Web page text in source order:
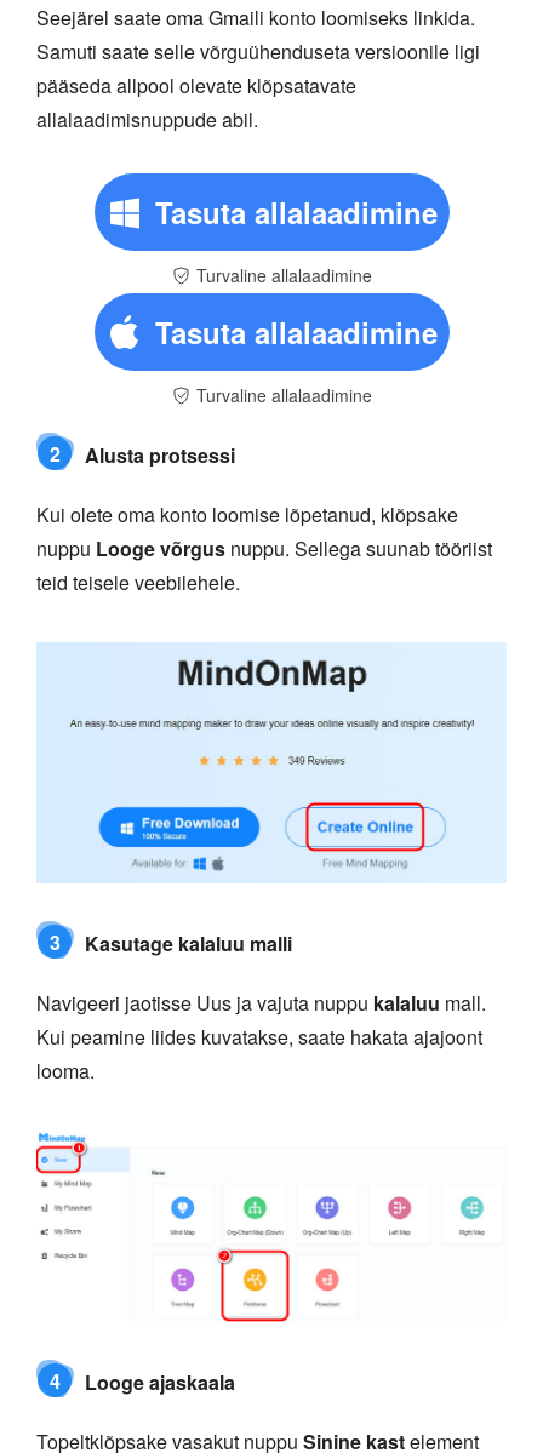
Seejärel saate oma Gmaili konto loomiseks linkida.
Samuti saate selle võrguühenduseta versioonile ligi
pääseda allpool olevate klõpsatavate
allalaadimisnuppude abil.
Tasuta allalaadimine
Turvaline allalaadimine
Tasuta allalaadimine
Turvaline allalaadimine
2 Alusta protsessi
Kui olete oma konto loomise lõpetanud, klõpsake
nuppu Looge võrgus nuppu. Sellega suunab tööriist
teid teisele veebilehele.
3 Kasutage kalaluu malli
Navigeeri jaotisse Uus ja vajuta nuppu kalaluu mall.
Kui peamine liides kuvatakse, saate hakata ajajoont
looma.
4 Looge ajaskaala
Topeltklõpsake vasakut nuppu Sinine kastelement